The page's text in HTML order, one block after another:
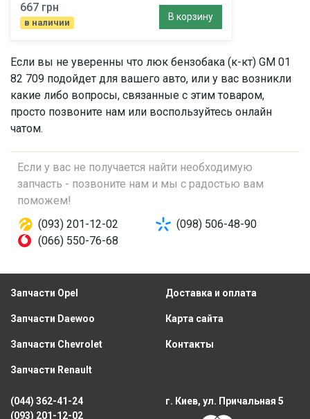
667 грн
в наличии
В корзину
Если вы не уверенны что люк бензобака (к-кт) GM 01
82 709 подойдет для вашего авто, или у вас возникли
какие либо вопросы, связанные с этим товаром,
просто позвоните нам или воспользуйтесь онлайн
чатом.
Если у вас не получается найти необходимую
запчасть - позвоните нам и мы с радостью вам
поможем!
(093) 201-12-02
(098) 506-48-90
(066) 550-76-68
Запчасти Opel
Запчасти Daewoo
Запчасти Chevrolet
Запчасти Renault
Доставка и оплата
Карта сайта
Контакты
(044) 362-41-24
(093) 201-12-02
г. Киев, ул. Причальная 5